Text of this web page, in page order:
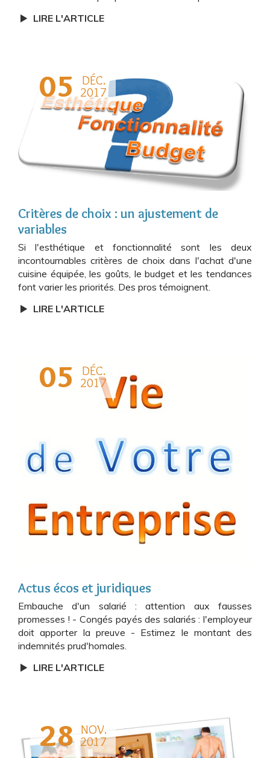
LIRE L'ARTICLE
05
DÉC.
2017
Critères de choix : un ajustement de
variables
Si l'esthétique et fonctionnalité sont les deux
incontournables critères de choix dans l'achat d'une
cuisine équipée, les goûts, le budget et les tendances
font varier les priorités. Des pros témoignent.
LIRE L'ARTICLE
05
DÉC.
2017
Actus écos et juridiques
Embauche d'un salarié : attention aux fausses
promesses ! - Congés payés des salariés : l'employeur
doit apporter la preuve - Estimez le montant des
indemnités prud'homales.
LIRE L'ARTICLE
28 NOV.
2017